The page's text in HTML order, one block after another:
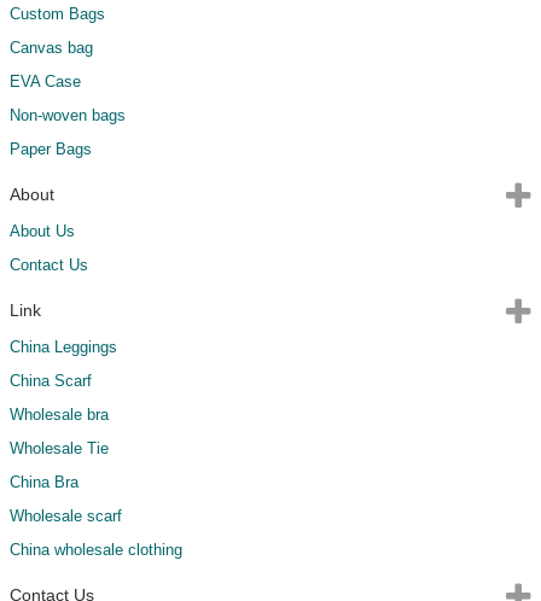
Custom Bags
Canvas bag
EVA Case
Non-woven bags
Paper Bags
About
About Us
Contact Us
Link
China Leggings
China Scarf
Wholesale bra
Wholesale Tie
China Bra
Wholesale scarf
China wholesale clothing
Contact Us